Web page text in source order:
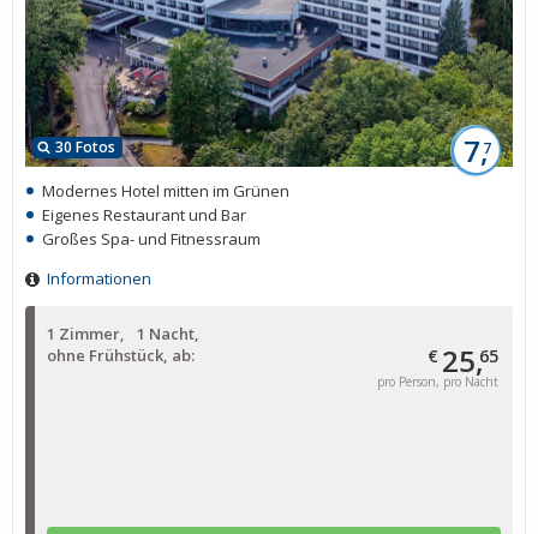
1 Zimmer
1 Nacht
ohne Frühstück, ab:
€ 25,65
pro Person, pro Nacht
30 Fotos 7,7
Modernes Hotel mitten im Grünen
Eigenes Restaurant und Bar
Großes Spa- und Fitnessraum
Informationen